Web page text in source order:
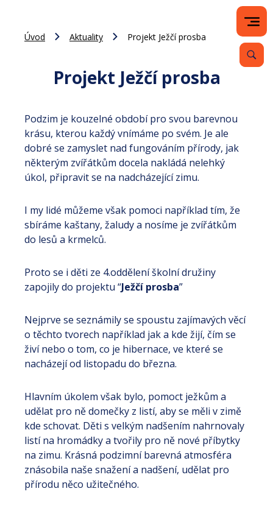
Úvod Aktuality Projekt Ježčí prosba
Projekt Ježčí prosba
Podzim je kouzelné období pro svou barevnou
krásu, kterou každý vnímáme po svém. Je ale
dobré se zamyslet nad fungováním přírody, jak
některým zvířátkům docela nakládá nelehký
úkol, připravit se na nadcházející zimu.
I my lidé můžeme však pomoci například tím, že
sbíráme kaštany, žaludy a nosíme je zvířátkům
do lesů a krmelců.
Proto se i děti ze 4.oddělení školní družiny
zapojily do projektu “Ježčí prosba”
Nejprve se seznámily se spoustu zajímavých věcí
o těchto tvorech například jak a kde žijí, čím se
živí nebo o tom, co je hibernace, ve které se
nacházejí od listopadu do března.
Hlavním úkolem však bylo, pomoct ježkům a
udělat pro ně domečky z listí, aby se měli v zimě
kde schovat. Děti s velkým nadšením nahrnovaly
listí na hromádky a tvořily pro ně nové příbytky
na zimu. Krásná podzimní barevná atmosféra
znásobila naše snažení a nadšení, udělat pro
přírodu něco užitečného.